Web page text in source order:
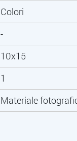
Colori
-
10x15
1
Materiale